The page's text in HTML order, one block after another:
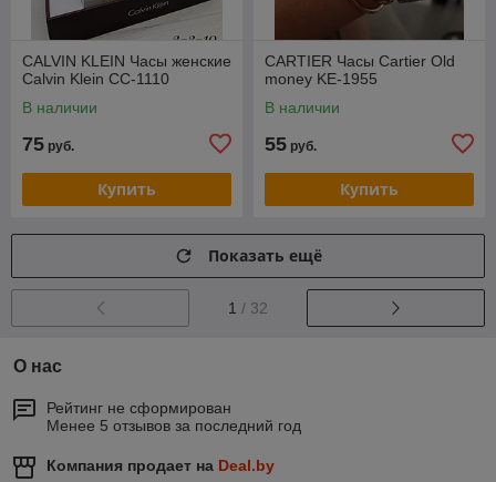
CALVIN KLEIN Часы женские
Calvin Klein CC-1110
В наличии
75 руб.
Купить
CARTIER Часы Cartier Old
money KE-1955
В наличии
55 руб.
Купить
Показать ещё
1 / 32
О нас
Рейтинг не сформирован
Менее 5 отзывов за последний год
Компания продает на Deal.by